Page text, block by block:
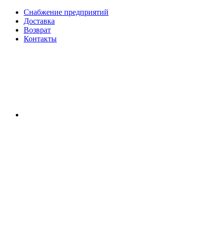
Снабжение предприятий
Доставка
Возврат
Контакты